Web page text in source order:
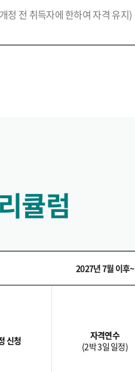
정 전 취득자에 한하여 자격 유지)
큘럼
2027년 7월 이후~
신청
자격연수
(2박 3일 일정)